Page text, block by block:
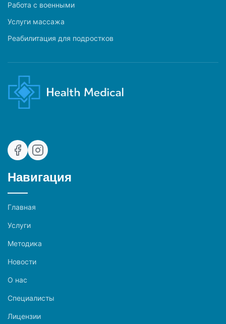
Работа с военными
Услуги массажа
Реабилитация для подростков
Навигация
Главная
Услуги
Методика
Новости
О нас
Специалисты
Лицензии